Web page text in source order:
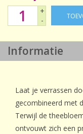
+
-
Informatie
Laat je verrassen
gecombineerd met
Terwijl de
ontvouwt zich een